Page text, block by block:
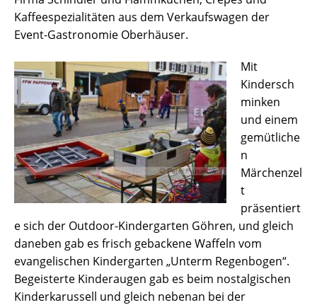
Kaffeespezialitäten aus dem Verkaufswagen der
Event-Gastronomie Oberhäuser.
Mit
Kindersch
minken
und einem
gemütliche
n
Märchenzel
t
präsentiert
e sich der Outdoor-Kindergarten Göhren, und gleich
daneben gab es frisch gebackene Waffeln vom
evangelischen Kindergarten „Unterm Regenbogen“.
Begeisterte Kinderaugen gab es beim nostalgischen
Kinderkarussell und gleich nebenan bei der